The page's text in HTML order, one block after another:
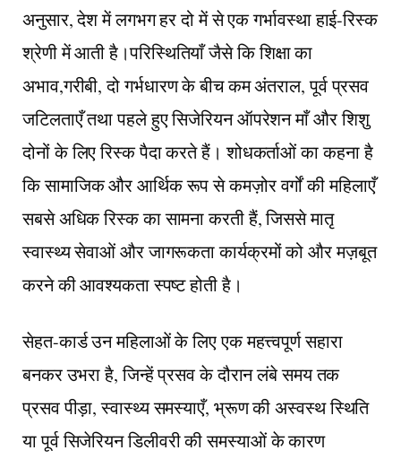
अनुसार, देश में लगभग हर दो में से एक गर्भावस्था हाई-रिस्क
श्रेणी में आती है।परिस्थितियाँ जैसे कि शिक्षा का
अभाव,गरीबी, दो गर्भधारण के बीच कम अंतराल, पूर्व प्रसव
जटिलताएँ तथा पहले हुए सिजेरियन ऑपरेशन माँ और शिशु
दोनों के लिए रिस्क पैदा करते हैं। शोधकर्ताओं का कहना है
कि सामाजिक और आर्थिक रूप से कमज़ोर वर्गों की महिलाएँ
सबसे अधिक रिस्क का सामना करती हैं, जिससे मातृ
स्वास्थ्य सेवाओं और जागरूकता कार्यक्रमों को और मज़बूत
करने की आवश्यकता स्पष्ट होती है।
सेहत-कार्ड उन महिलाओं के लिए एक महत्त्वपूर्ण सहारा
बनकर उभरा है, जिन्हें प्रसव के दौरान लंबे समय तक
प्रसव पीड़ा, स्वास्थ्य समस्याएँ, भ्रूण की अस्वस्थ स्थिति
या पूर्व सिजेरियन डिलीवरी की समस्याओं के कारण